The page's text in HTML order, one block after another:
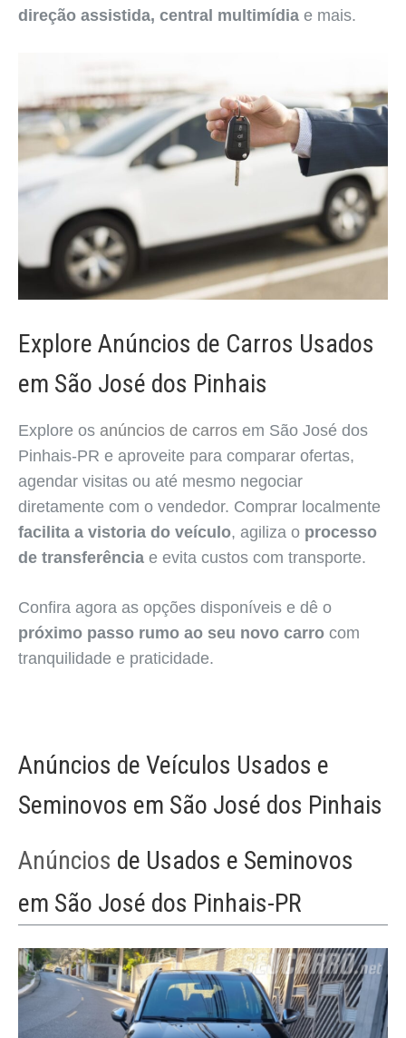
direção assistida, central multimídia e mais.
Explore Anúncios de Carros Usados
em São José dos Pinhais
Explore os anúncios de carros em São José dos
Pinhais-PR e aproveite para comparar ofertas,
agendar visitas ou até mesmo negociar
diretamente com o vendedor. Comprar localmente
facilita a vistoria do veículo, agiliza o processo
de transferência e evita custos com transporte.
Confira agora as opções disponíveis e dê o
próximo passo rumo ao seu novo carro com
tranquilidade e praticidade.
Anúncios de Veículos Usados e
Seminovos em São José dos Pinhais
Anúncios de Usados e Seminovos
em São José dos Pinhais-PR